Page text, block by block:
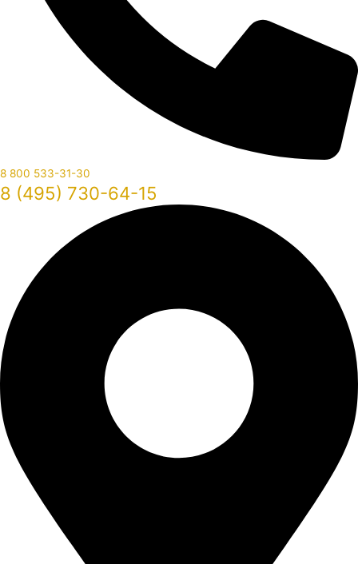
8 800 533-31-30
8 (495) 730-64-15